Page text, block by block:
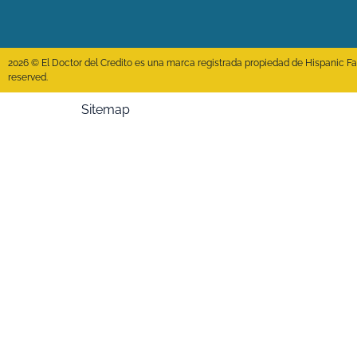
2026 © El Doctor del Credito es una marca registrada propiedad de Hispanic
reserved.
Sitemap